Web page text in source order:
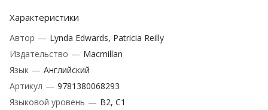
Характеристики
Автор — Lynda Edwards, Patricia Reilly
Издательство — Macmillan
Язык — Английский
Артикул — 9781380068293
Языковой уровень — B2, C1